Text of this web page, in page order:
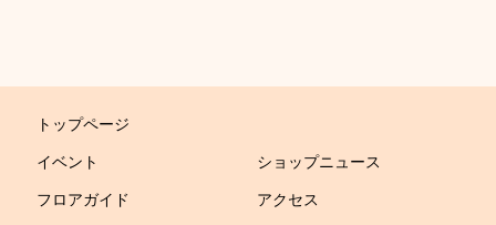
トップページ
イベント ショップニュース
フロアガイド アクセス